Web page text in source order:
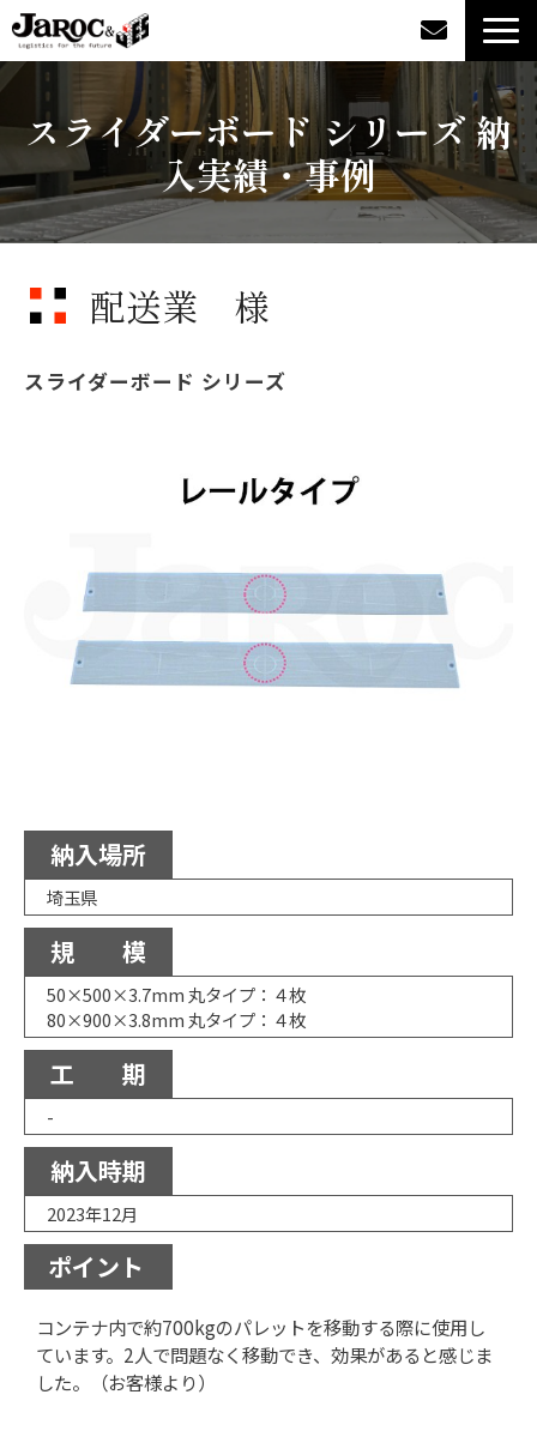
製品情報
企業情報
カタログダウンロード
ジャロックコラム
スライダーボード シリーズ 納
入実績・事例
配送業 様
スライダーボード シリーズ
納入場所
埼玉県
規 模
50×500×3.7mm 丸タイプ：４枚
80×900×3.8mm 丸タイプ：４枚
工 期
-
納入時期
2023年12月
ポイント
コンテナ内で約700kgのパレットを移動する際に使用し
ています。2人で問題なく移動でき、効果があると感じま
した。（お客様より）